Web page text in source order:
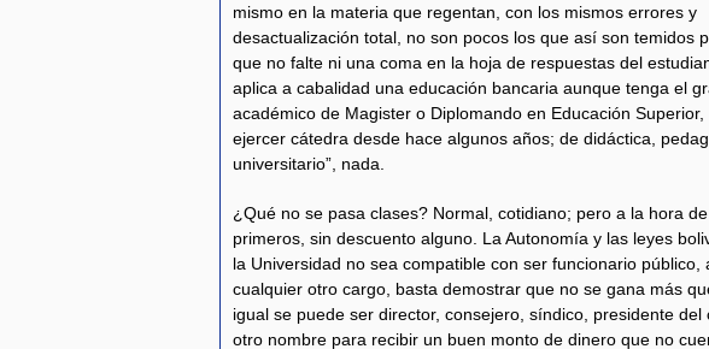
mismo en la materia que regentan, con los mismos errores y
desactualización total, no son pocos los que así son temidos
que no falte ni una coma en la hoja de respuestas del
aplica a cabalidad una educación bancaria aunque tenga el
académico de Magister o Diplomando en Educación
ejercer cátedra desde hace algunos años; de didáctica,
universitario”, nada.
¿Qué no se pasa clases? Normal, cotidiano; pero a la hora
primeros, sin descuento alguno. La Autonomía y las leyes
la Universidad no sea compatible con ser funcionario
cualquier otro cargo, basta demostrar que no se gana más
igual se puede ser director, consejero, síndico, presidente
otro nombre para recibir un buen monto de dinero que no